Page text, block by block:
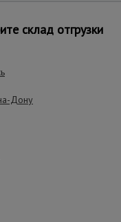
склад отгрузки
Дону